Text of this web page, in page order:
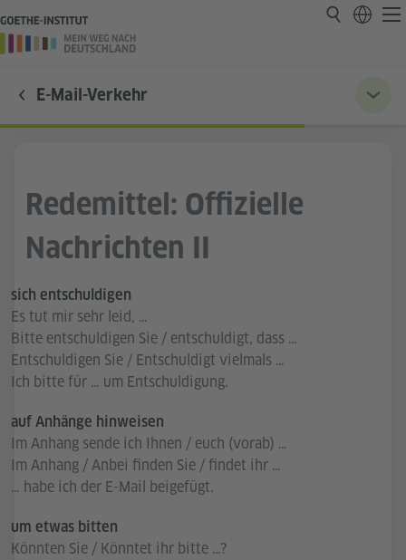
E-Mail-Verkehr
Redemittel: Offizielle
Nachrichten II
sich entschuldigen
Es tut mir sehr leid, …
Bitte entschuldigen Sie / entschuldigt, dass …
Entschuldigen Sie / Entschuldigt vielmals …
Ich bitte für … um Entschuldigung.
auf Anhänge hinweisen
Im Anhang sende ich Ihnen / euch (vorab) …
Im Anhang / Anbei finden Sie / findet ihr …
… habe ich der E-Mail beigefügt.
um etwas bitten
Könnten Sie / Könntet ihr bitte …?